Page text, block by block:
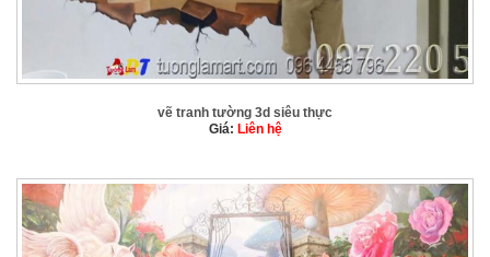
vẽ tranh tường 3d siêu thực
Giá: Liên hệ